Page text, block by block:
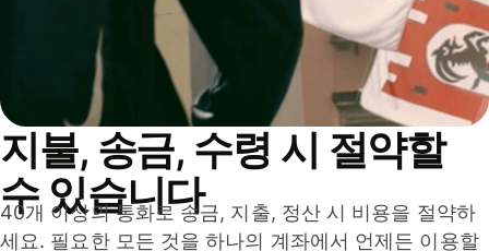
지불, 송금, 수령 시 절약할
수 있습니다
40개 이상의 통화로 송금, 지출, 정산 시 비용을 절약하
세요. 필요한 모든 것을 하나의 계좌에서 언제든 이용할